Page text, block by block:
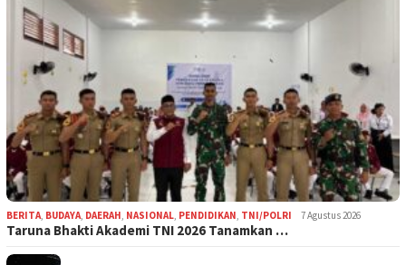
BERITA BUDAYA DAERAH NASIONAL PENDIDIKAN TNI/POLRI 7 Agustus 2026
Taruna Bhakti Akademi TNI 2026 Tanamkan …